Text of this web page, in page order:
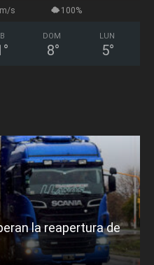
s 100%
°
DOM
8°
LUN
5°
la reapertura de